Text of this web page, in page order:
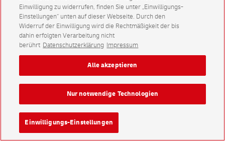
Einwilligung zu widerrufen, finden Sie unter „Einwilligungs-
Einstellungen“ unten auf dieser Webseite. Durch den
Widerruf der Einwilligung wird die Rechtmäßigkeit der bis
dahin erfolgten Verarbeitung nicht
berührt Datenschutzerklärung Impressum
Einwilligungs-Einstellungen
Nur notwendige Technologien
Alle akzeptieren